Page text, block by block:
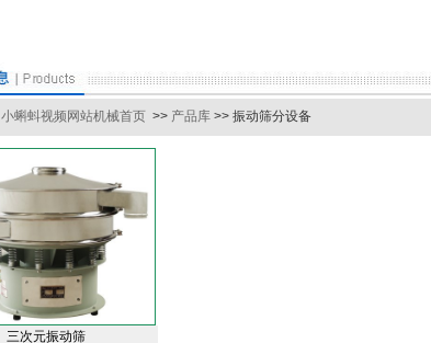
小蝌蚪视频网站机械首页 >> 产品库 >> 振动筛分设备
三次元振动筛